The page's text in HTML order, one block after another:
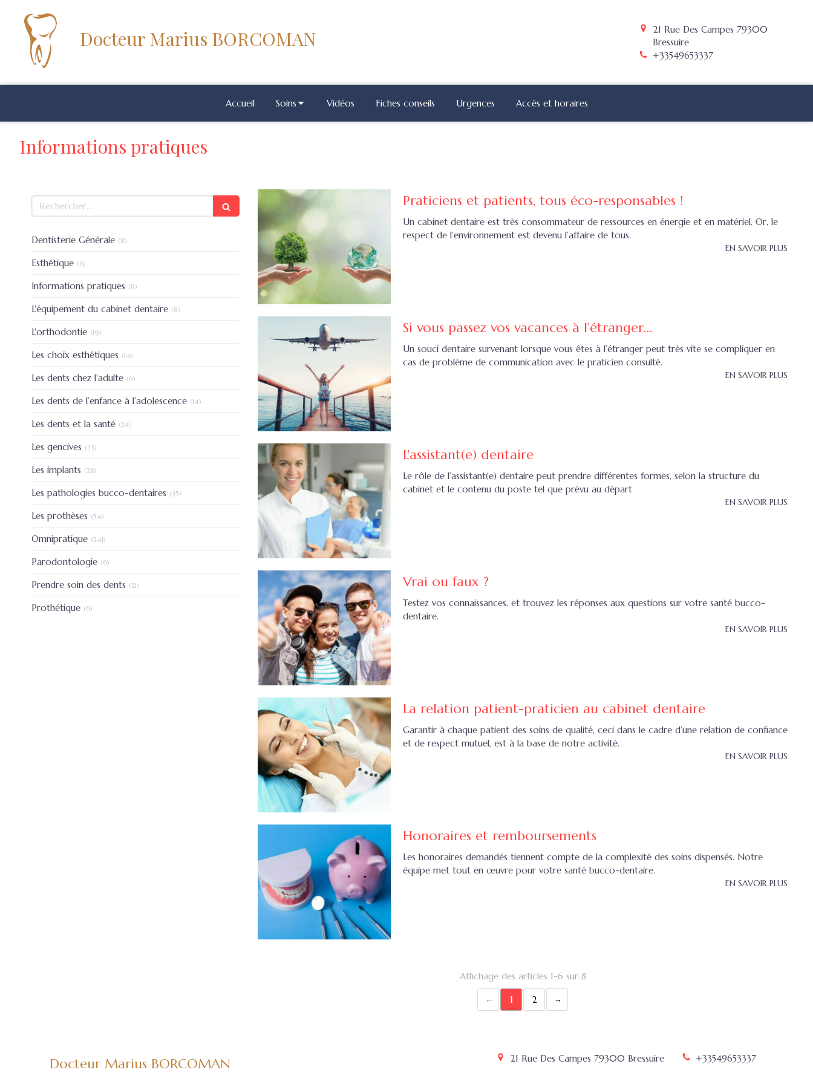
Docteur Marius BORCOMAN 21 Rue Des Campes 79300
Bressuire
+33549653337
Accueil Soins Vidéos Fiches conseils Urgences Accès et horaires
Informations pratiques
Praticiens et patients, tous éco-responsables !
Un cabinet dentaire est très consommateur de ressources en énergie et en matériel. Or, le
respect de l’environnement est devenu l’affaire de tous.
EN SAVOIR PLUS
Si vous passez vos vacances à l’étranger...
Un souci dentaire survenant lorsque vous êtes à l’étranger peut très vite se compliquer en
cas de problème de communication avec le praticien consulté.
EN SAVOIR PLUS
L'assistant(e) dentaire
Le rôle de l’assistant(e) dentaire peut prendre différentes formes, selon la structure du
cabinet et le contenu du poste tel que prévu au départ
EN SAVOIR PLUS
Vrai ou faux ?
Testez vos connaissances, et trouvez les réponses aux questions sur votre santé bucco-
dentaire.
EN SAVOIR PLUS
La relation patient-praticien au cabinet dentaire
Garantir à chaque patient des soins de qualité, ceci dans le cadre d’une relation de confiance
et de respect mutuel, est à la base de notre activité.
EN SAVOIR PLUS
Honoraires et remboursements
Les honoraires demandés tiennent compte de la complexité des soins dispensés. Notre
équipe met tout en œuvre pour votre santé bucco-dentaire.
EN SAVOIR PLUS
Affichage des articles 1-6 sur 8
1 2
Rechercher
Dentisterie Générale (8)
Esthétique (6)
Informations pratiques (8)
L'équipement du cabinet dentaire (8)
L'orthodontie (19)
Les choix esthétiques (14)
Les dents chez l'adulte (6)
Les dents de l’enfance à l’adolescence (14)
Les dents et la santé (24)
Les gencives (33)
Les implants (28)
Les pathologies bucco-dentaires (35)
Les prothèses (54)
Omnipratique (241)
Parodontologie (6)
Prendre soin des dents (21)
Prothétique (6)
Docteur Marius BORCOMAN 21 Rue Des Campes 79300 Bressuire +33549653337